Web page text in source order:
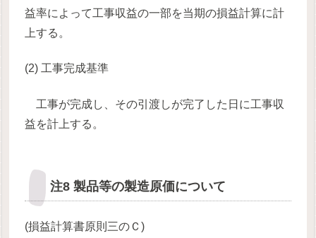
益率によって工事収益の一部を当期の損益計算に計
上する。
(2) 工事完成基準
工事が完成し、その引渡しが完了した日に工事収
益を計上する。
注8 製品等の製造原価について
(損益計算書原則三のＣ)